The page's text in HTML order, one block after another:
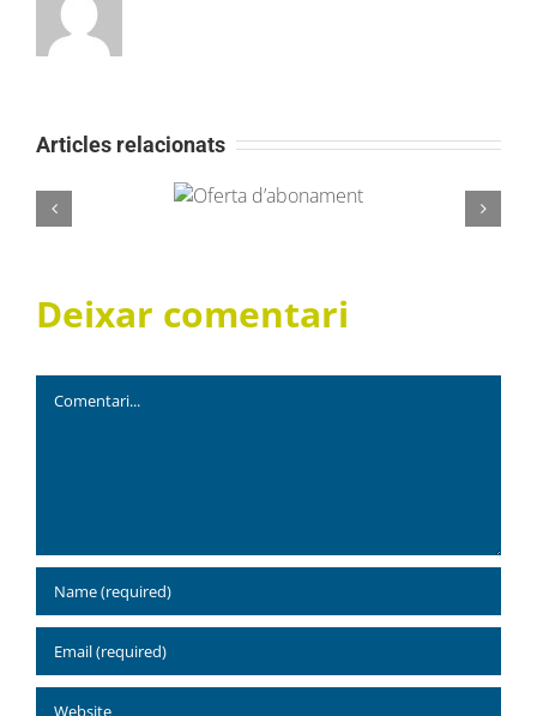
Articles relacionats
Oferta
d’abonament
La Unió Atlètica d’Horta inicia una nova
Deixar comentari